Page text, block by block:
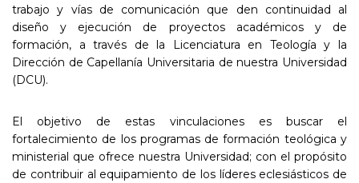
trabajo y vías de comunicación que den continuidad al
diseño y ejecución de proyectos académicos y de
formación, a través de la Licenciatura en Teología y la
Dirección de Capellanía Universitaria de nuestra Universidad
(DCU).
El objetivo de estas vinculaciones es buscar el
fortalecimiento de los programas de formación teológica y
ministerial que ofrece nuestra Universidad; con el propósito
de contribuir al equipamiento de los líderes eclesiásticos de